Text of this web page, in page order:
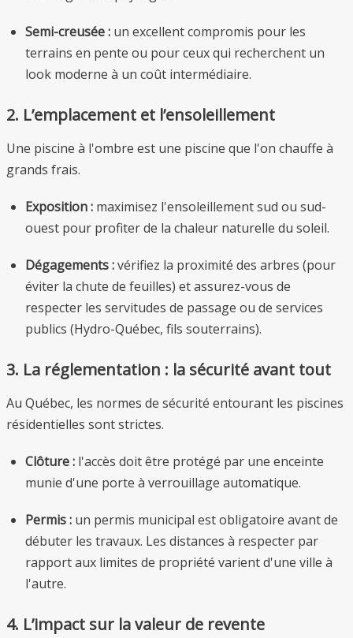
Semi-creusée : un excellent compromis pour les
terrains en pente ou pour ceux qui recherchent un
look moderne à un coût intermédiaire.
2. L’emplacement et l’ensoleillement
Une piscine à l'ombre est une piscine que l'on chauffe à
grands frais.
Exposition : maximisez l'ensoleillement sud ou sud-
ouest pour profiter de la chaleur naturelle du soleil.
Dégagements :vérifiez la proximité des arbres (pour
éviter la chute de feuilles) et assurez-vous de
respecter les servitudes de passage ou de services
publics (Hydro-Québec, fils souterrains).
3. La réglementation : la sécurité avant tout
Au Québec, les normes de sécurité entourant les piscines
résidentielles sont strictes.
Clôture : l'accès doit être protégé par une enceinte
munie d'une porte à verrouillage automatique.
Permis : un permis municipal est obligatoire avant de
débuter les travaux. Les distances à respecter par
rapport aux limites de propriété varient d'une ville à
l'autre.
4. L’impact sur la valeur de revente